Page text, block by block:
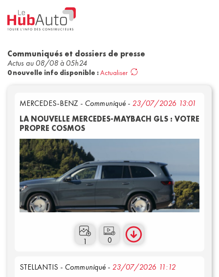
Filtrer par date
Communiqués
Communiqués et dossiers de presse
Actus au08/08 à 05h24
0nouvelle info disponible :Actualiser
MERCEDES-BENZ - Communiqué - 23/07/2026 13:01
LA NOUVELLE MERCEDES-MAYBACH GLS : VOTRE
PROPRE COSMOS
0
1
STELLANTIS - Communiqué - 23/07/2026 11:12